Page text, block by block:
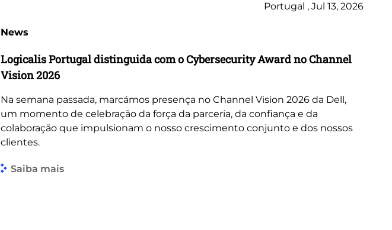
Portugal , Jul 13, 2026
News
Logicalis Portugal distinguida com o Cybersecurity Award no Channel
Vision 2026
Na semana passada, marcámos presença no Channel Vision 2026 da Dell,
um momento de celebração da força da parceria, da confiança e da
colaboração que impulsionam o nosso crescimento conjunto e dos nossos
clientes.
Saiba mais